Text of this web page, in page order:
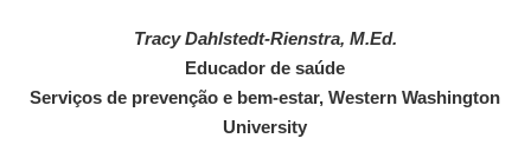
Tracy Dahlstedt-Rienstra, M.Ed.
Educador de saúde
Serviços de prevenção e bem-estar, Western Washington
University